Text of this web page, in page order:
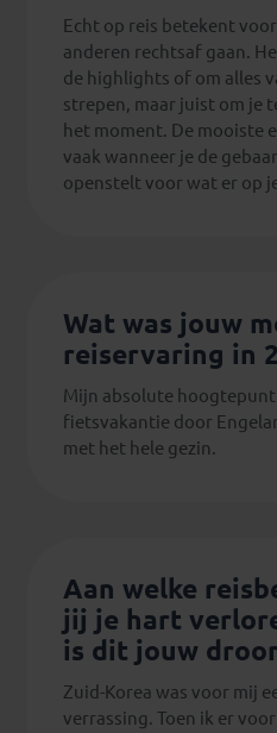
Echt op reis betekent
anderen rechtsaf gaan.
de highlights of om alles
strepen, maar juist om je
het moment. De mooiste
vaak wanneer je de
openstelt voor wat er op
Wat was jouw
reiservaring in
Mijn absolute hoogtepunt
fietsvakantie door
met het hele gezin.
Aan welke
jij je hart
is dit jouw
Zuid-Korea was voor mij
verrassing. Toen ik er